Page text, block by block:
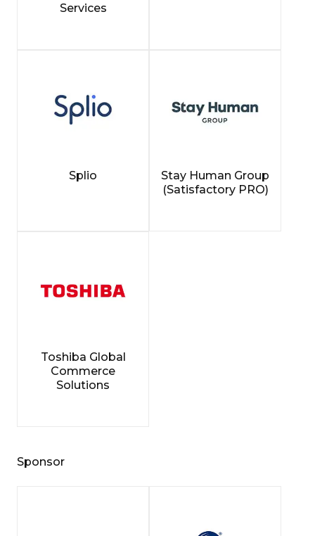
Services
Splio
Stay Human Group
(Satisfactory PRO)
Toshiba Global
Commerce
Solutions
Sponsor